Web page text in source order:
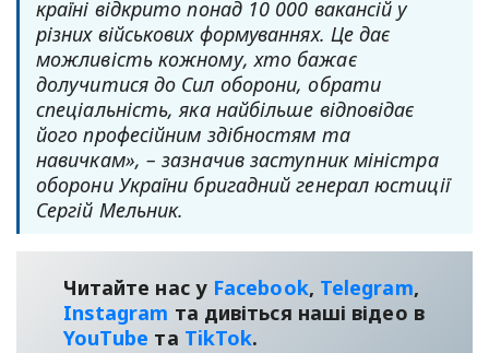
країні відкрито понад 10 000 вакансій у
різних військових формуваннях. Це дає
можливість кожному, хто бажає
долучитися до Сил оборони, обрати
спеціальність, яка найбільше відповідає
його професійним здібностям та
навичкам», – зазначив заступник міністра
оборони України бригадний генерал юстиції
Сергій Мельник.
Читайте нас у Facebook, Telegram,
Instagram та дивіться наші відео в
YouТube та TikTok.